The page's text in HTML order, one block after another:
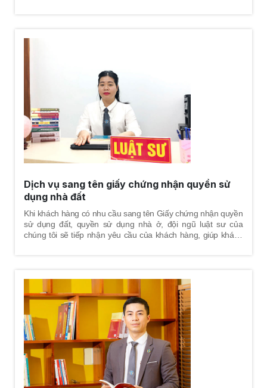
Dịch vụ sang tên giấy chứng nhận quyền sử
dụng nhà đất
Khi khách hàng có nhu cầu sang tên Giấy chứng nhận quyền
sử dụng đất, quyền sử dụng nhà ở, đội ngũ luật sư của
chúng tôi sẽ tiếp nhận yêu cầu của khách hàng, giúp khách
quyền sử dụng đất, quyền sử dụng nhà ở cho khách hàng